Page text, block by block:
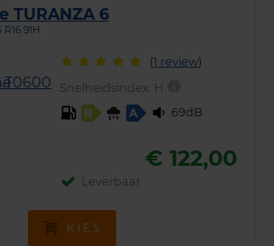
TURANZA 6
91H
(1 review)
Snelheidsindex: H
B
A 69dB
€ 122,00
Leverbaar
KIES